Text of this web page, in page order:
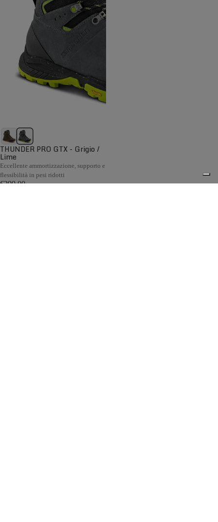
THUNDER PRO GTX - Grigio /
Lime
Eccellente ammortizzazione, supporto e
flessibilità in pesi ridotti
€299,00